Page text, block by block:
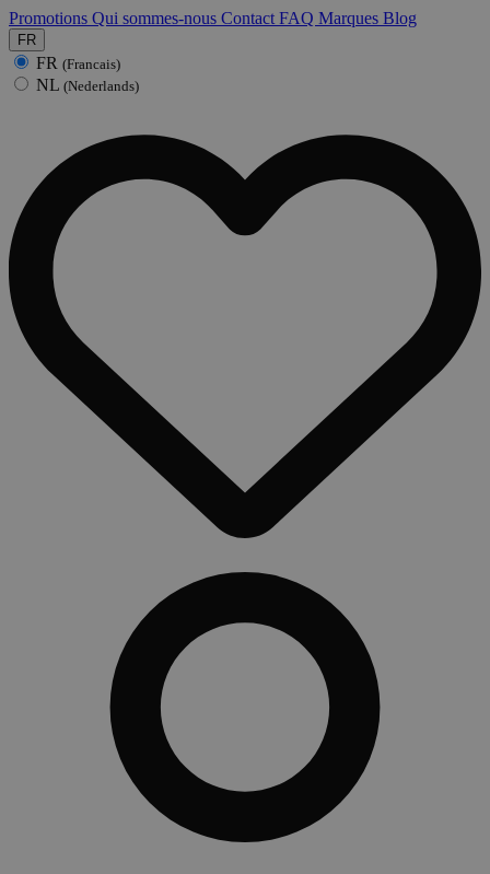
Promotions Qui sommes-nous Contact FAQ Marques Blog
FR
FR (Francais)
NL (Nederlands)